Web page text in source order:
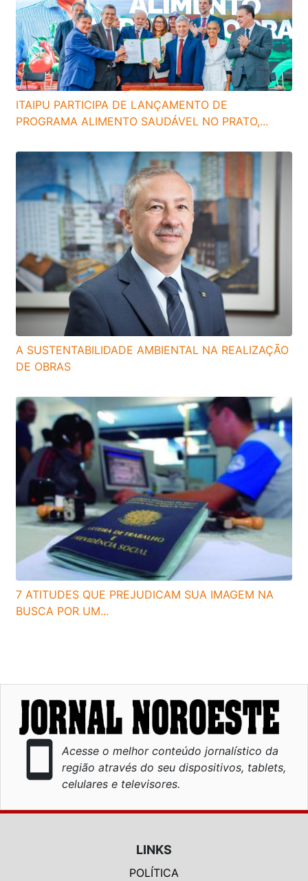
ITAIPU PARTICIPA DE LANÇAMENTO DE
PROGRAMA ALIMENTO SAUDÁVEL NO PRATO,...
A SUSTENTABILIDADE AMBIENTAL NA REALIZAÇÃO
DE OBRAS
7 ATITUDES QUE PREJUDICAM SUA IMAGEM NA
BUSCA POR UM...
smartphone
Acesse o melhor conteúdo jornalístico da
região através do seu dispositivos, tablets,
celulares e televisores.
LINKS
POLÍTICA